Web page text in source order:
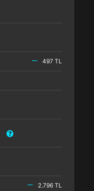
497 TL
2.796 TL